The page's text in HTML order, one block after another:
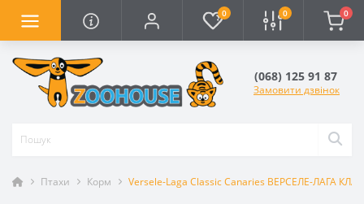
0 0 0
(068) 125 91 87
Замовити дзвінок
Птахи Корм Versele-Laga Classic Canaries ВЕРСЕЛЕ-ЛАГА